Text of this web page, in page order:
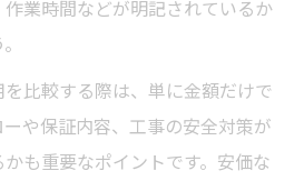
業時間などが明記されているか
比較する際は、単に金額だけで
や保証内容、工事の安全対策が
も重要なポイントです。安価な